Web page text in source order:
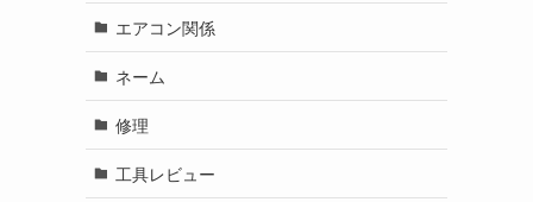
エアコン関係
ネーム
修理
工具レビュー